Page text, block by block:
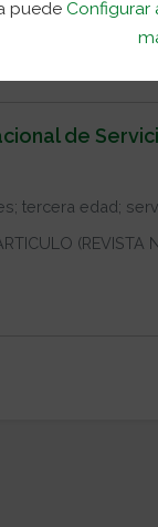
puedeConfigurar
de
tercera edad;
(REVISTA